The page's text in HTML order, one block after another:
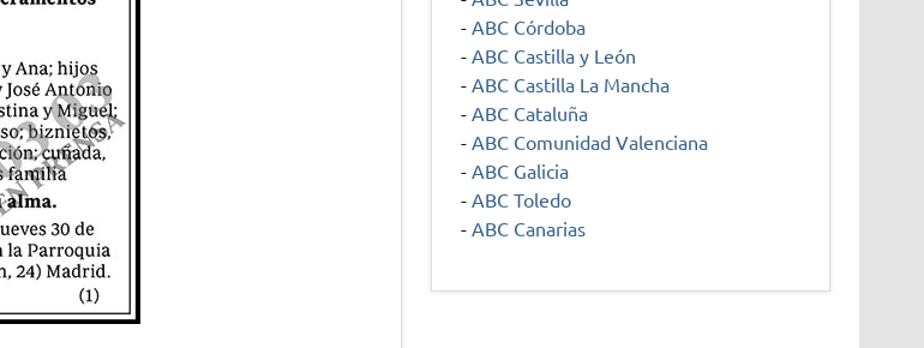
- ABC Córdoba
- ABC Castilla y León
- ABC Castilla La Mancha
- ABC Cataluña
- ABC Comunidad Valenciana
- ABC Galicia
- ABC Toledo
- ABC Canarias